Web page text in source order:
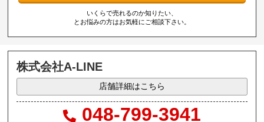
いくらで売れるのか知りたい、
とお悩みの方はお気軽にご相談下さい。
株式会社A-LINE
店舗詳細はこちら
048-799-3941